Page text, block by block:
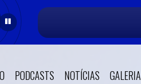
PODCASTS NOTÍCIAS GALERIA